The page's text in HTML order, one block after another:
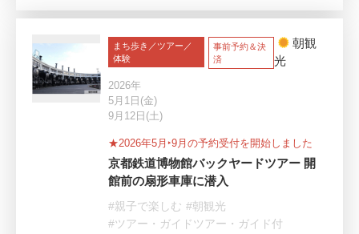
まち歩き／ツアー／
体験
事前予約＆決
済
朝観
光
2026年
5月1日(金)
9月12日(土)
★2026年5月‣9月の予約受付を開始しました
京都鉄道博物館バックヤードツアー 開
館前の扇形車庫に潜入
#親子で楽しむ #朝観光
#ツアー・ガイドツアー・ガイド付